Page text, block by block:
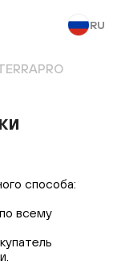
RU
способа:
всему